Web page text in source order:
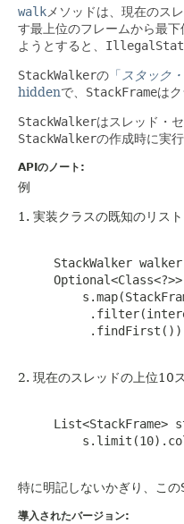
walk メソッドは、現在のス
す最上位のフレームから最
ようとすると、
StackWalkerの 「 スタック
hiddenで、 StackFrameは
StackWalkerはスレッド・セ
StackWalkerの作成時に実行
APIのノート:
例
1. 実装クラスの既知のリス
StackWalker
2. 現在のスレッドの上位10
List<StackFrame>
特に明記しないかぎり、この
導入されたバージョン: